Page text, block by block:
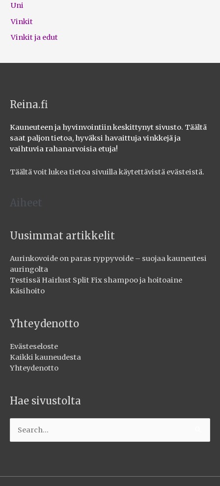
Uni
Vinkit
Vinkit ja edut
Reina.fi
Kauneuteen ja hyvinvointiin keskittynyt sivusto. Täältä
saat paljon tietoa, hyväksi havaittuja vinkkejä ja
vaihtuvia rahanarvoisia etuja!
Täältä voit lukea tietoa sivuilla käytettävistä evästeistä.
Aiheet
Uusimmat artikkelit
Aurinkovoide on paras ryppyvoide – suojaa kauneutesi
auringolta
Testissä Hairlust Split Fix shampoo ja hoitoaine
Käsihoito
Yhteydenotto
Evästeseloste
Kaikki kauneudesta
Yhteydenotto
Hae sivustolta
Search
for: